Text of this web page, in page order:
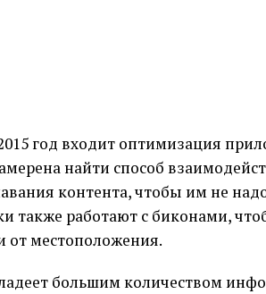
год входит оптимизация
найти способ
контента, чтобы им не
также работают с биконами,
от местоположения.
большим количеством